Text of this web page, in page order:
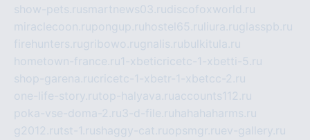
show-pets.rusmartnews03.rudiscofoxworld.ru
miraclecoon.rupongup.ru hostel65.ru liura.ruglasspb.ru
firehunters.rugribowo.rugnalis.rubulkitula.ru
hometown-france.ru1-xbeticricetc-1-xbetti-5.ru
shop-garena.rucricetc-1-xbetr-1-xbetcc-2.ru
one-life-story.rutop-halyava.ruaccounts112.ru
poka-vse-doma-2.ru3-d-file.ru hahahaharms.ru
g2012.rutst-1.rushaggy-cat.ruopsmgr.ruev-gallery.ru